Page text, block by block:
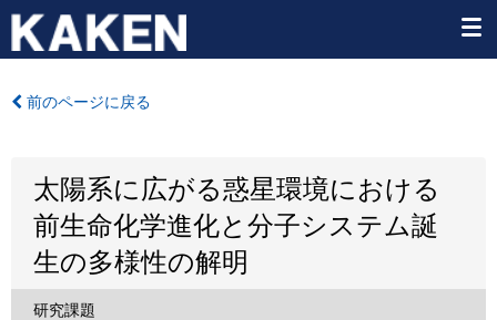
前のページに戻る
太陽系に広がる惑星環境における
前生命化学進化と分子システム誕
生の多様性の解明
研究課題